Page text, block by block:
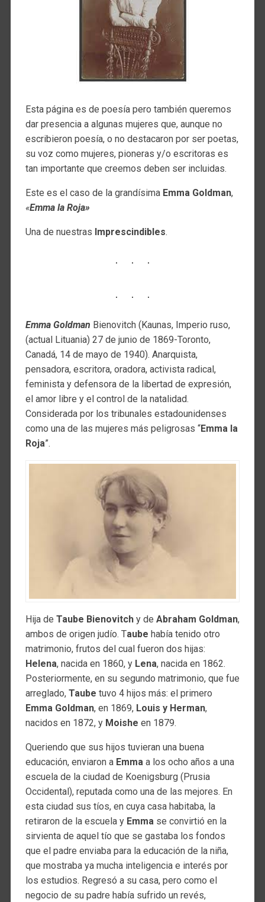
Esta página es de poesía pero también queremos
dar presencia a algunas mujeres que, aunque no
escribieron poesía, o no destacaron por ser poetas,
su voz como mujeres, pioneras y/o escritoras es
tan importante que creemos deben ser incluidas.
Este es el caso de la grandísima Emma Goldman,
«Emma la Roja»
Una de nuestras Imprescindibles.
Emma Goldman Bienovitch (Kaunas, Imperio ruso,
(actual Lituania) 27 de junio de 1869-Toronto,
Canadá, 14 de mayo de 1940). Anarquista,
pensadora, escritora, oradora, activista radical,
feminista y defensora de la libertad de expresión,
el amor libre y el control de la natalidad.
Considerada por los tribunales estadounidenses
como una de las mujeres más peligrosas “Emma la
Roja”.
Hija de Taube Bienovitchy de Abraham Goldman,
ambos de origen judío. Taube había tenido otro
matrimonio, frutos del cual fueron dos hijas:
Helena, nacida en 1860, y Lena, nacida en 1862.
Posteriormente, en su segundo matrimonio, que fue
arreglado, Taube tuvo 4 hijos más: el primero
Emma Goldman, en 1869, Louis y Herman,
nacidos en 1872, y Moishe en 1879.
Queriendo que sus hijos tuvieran una buena
educación, enviaron a Emmaa los ocho años a una
escuela de la ciudad de Koenigsburg (Prusia
Occidental), reputada como una de las mejores. En
esta ciudad sus tíos, en cuya casa habitaba, la
retiraron de la escuela y Emma se convirtió en la
sirvienta de aquel tío que se gastaba los fondos
que el padre enviaba para la educación de la niña,
que mostraba ya mucha inteligencia e interés por
los estudios. Regresó a su casa, pero como el
negocio de su padre había sufrido un revés,